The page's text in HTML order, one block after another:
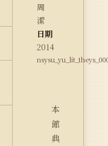
周
潔
日期
2014
本
館
典